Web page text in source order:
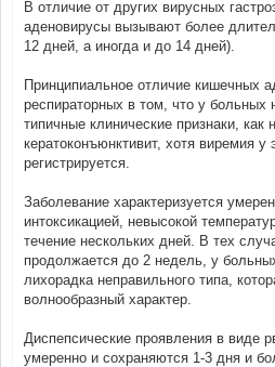
В отличие от других вирусных
аденовирусы вызывают более
12 дней, а иногда и до 14 дней).
Принципиальное отличие кишечных
респираторных в том, что у больных
типичные клинические признаки, как
кератоконъюнктивит, хотя виремия у
регистрируется.
Заболевание характеризуется
интоксикацией, невысокой
течение нескольких дней. В тех
продолжается до 2 недель, у
лихорадка неправильного типа,
волнообразный характер.
Диспепсические проявления в виде
умеренно и сохраняются 1-3 дня и